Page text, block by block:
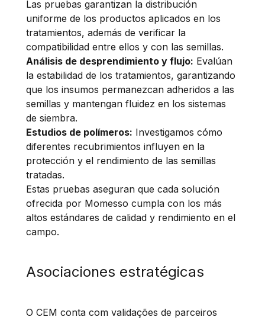
Las pruebas garantizan la distribución
uniforme de los productos aplicados en los
tratamientos, además de verificar la
compatibilidad entre ellos y con las semillas.
Análisis de desprendimiento y flujo: Evalúan
la estabilidad de los tratamientos, garantizando
que los insumos permanezcan adheridos a las
semillas y mantengan fluidez en los sistemas
de siembra.
Estudios de polímeros: Investigamos cómo
diferentes recubrimientos influyen en la
protección y el rendimiento de las semillas
tratadas.
Estas pruebas aseguran que cada solución
ofrecida por Momesso cumpla con los más
altos estándares de calidad y rendimiento en el
campo.
Asociaciones estratégicas
O CEM conta com validações de parceiros